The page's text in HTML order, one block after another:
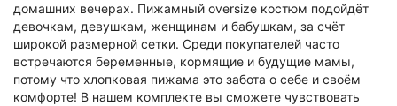
домашних вечерах. Пижамный oversize костюм подойдёт
девочкам, девушкам, женщинам и бабушкам, за счёт
широкой размерной сетки. Среди покупателей часто
встречаются беременные, кормящие и будущие мамы,
потому что хлопковая пижама это забота о себе и своём
комфорте! В нашем комплекте вы сможете чувствовать